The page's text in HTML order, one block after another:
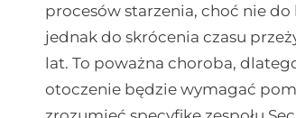
procesów starzenia, choć nie
jednak do skrócenia czasu
lat. To poważna choroba,
otoczenie będzie wymagać